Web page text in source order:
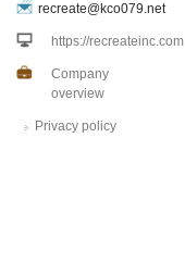
recreate@kco079.net
https://recreateinc.com
Company
overview
Privacy policy